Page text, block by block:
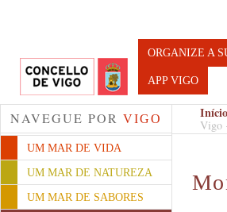
Turismo de
ORGANIZE A
APP VIGO
NAVEGUE POR VIGO
UM MAR DE VIDA
UM MAR DE NATUREZA
UM MAR DE SABORES
Início
Vigo